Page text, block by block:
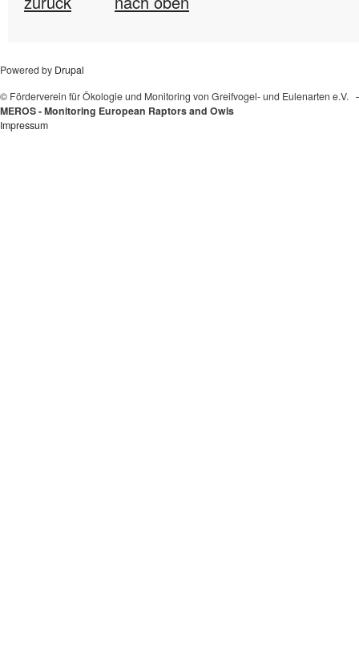
Powered by Drupal
© Förderverein für Ökologie und Monitoring von Greifvogel- und Eulenarten e.V.
MEROS - Monitoring European Raptors and Owls
Impressum